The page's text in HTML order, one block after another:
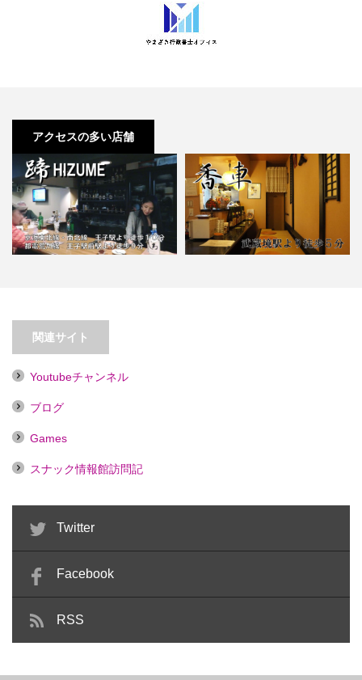
アクセスの多い店舗
【王子】蹄 HIZUME
関連サイト
Youtubeチャンネル
ブログ
Games
スナック情報館訪問記
Twitter
Facebook
RSS